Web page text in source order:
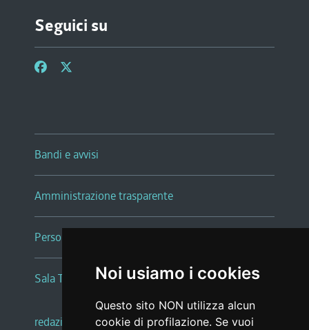
Noi usiamo i cookies
Questo sito NON utilizza alcun
cookie di profilazione. Se vuoi
Seguici su
Bandi e avvisi
Amministrazione trasparente
Persone e Uffici
Sala Tiziano Tessitori
redazione web |note legali |glossario